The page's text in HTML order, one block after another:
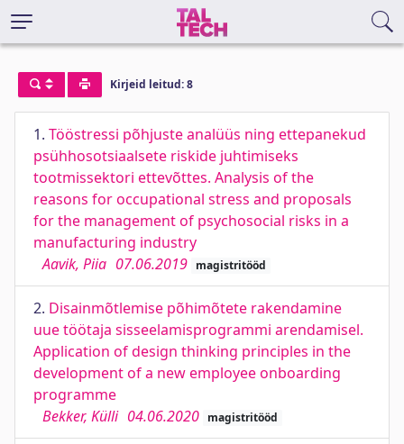
Kirjeid leitud: 8
1. Tööstressi põhjuste analüüs ning ettepanekud
psühhosotsiaalsete riskide juhtimiseks
tootmissektori ettevõttes. Analysis of the
reasons for occupational stress and proposals
for the management of psychosocial risks in a
manufacturing industry
Aavik, Piia 07.06.2019 magistritööd
2. Disainmõtlemise põhimõtete rakendamine
uue töötaja sisseelamisprogrammi arendamisel.
Application of design thinking principles in the
development of a new employee onboarding
programme
Bekker, Külli 04.06.2020 magistritööd